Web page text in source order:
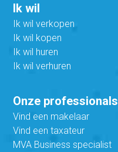
Ik wil
Ik wil verkopen
Ik wil kopen
Ik wil huren
Ik wil verhuren
Onze professionals
Vind een makelaar
Vind een taxateur
MVA Business specialist